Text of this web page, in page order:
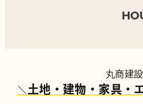
丸商建
＼ 土地・建物・家具・